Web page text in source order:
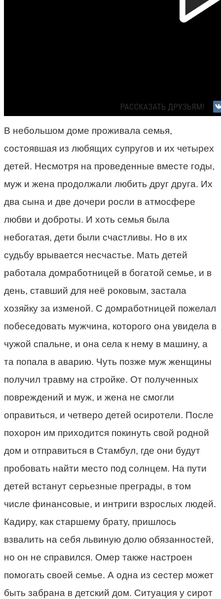
В небольшом доме проживала семья,
состоявшая из любящих супругов и их четырех
детей. Несмотря на проведенные вместе годы,
муж и жена продолжали любить друг друга. Их
два сына и две дочери росли в атмосфере
любви и доброты. И хоть семья была
небогатая, дети были счастливы. Но в их
судьбу врывается несчастье. Мать детей
работала домработницей в богатой семье, и в
день, ставший для неё роковым, застала
хозяйку за изменой. С домработницей пожелал
побеседовать мужчина, которого она увидела в
чужой спальне, и она села к нему в машину, а
та попала в аварию. Чуть позже муж женщины
получил травму на стройке. От полученных
повреждений и муж, и жена не смогли
оправиться, и четверо детей осиротели. После
похорон им приходится покинуть свой родной
дом и отправиться в Стамбул, где они будут
пробовать найти место под солнцем. На пути
детей встанут серьезные преграды, в том
числе финансовые, и интриги взрослых людей.
Кадиру, как старшему брату, пришлось
взвалить на себя львиную долю обязанностей,
но он не справился. Омер также настроен
помогать своей семье. А одна из сестер может
быть забрана в детский дом. Ситуация у сирот